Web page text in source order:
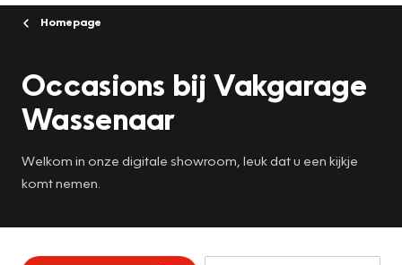
Homepage
Occasions bij Vakgarage
Wassenaar
Welkom in onze digitale showroom, leuk dat u een kijkje
komt nemen.